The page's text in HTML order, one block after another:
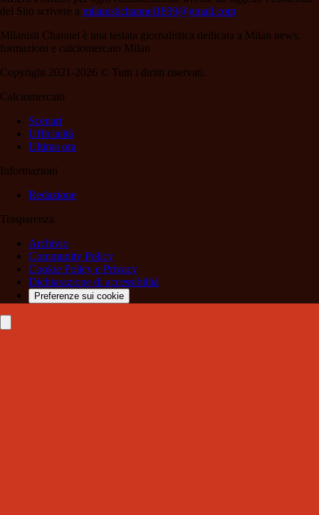
del Sito scrivere a milanistichannel1899@gmail.com
Milanisti Channel è una testata giornalistica dedicata a Milan news,
formazioni e calciomercato Milan
Copyright 2021-2026 © Tutti i diritti riservati.
Calciomercato
Scenari
Ufficialità
Ultima ora
Informazioni
Redazione
Trasparenza
Archivio
Community Policy
Cookie Policy e Privacy
Dichiarazione di accessibilità
Preferenze sui cookie